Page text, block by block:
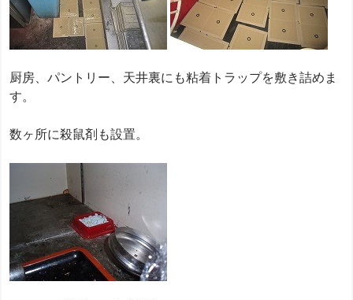
厨房、パントリー、天井裏にも粘着トラップを敷き詰めま
す。
数ヶ所に殺鼠剤も設置。